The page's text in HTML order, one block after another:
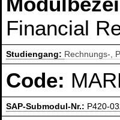
Financial
Studiengang: Rechnungs-,
Code:
SAP-Submodul-Nr.: P420-